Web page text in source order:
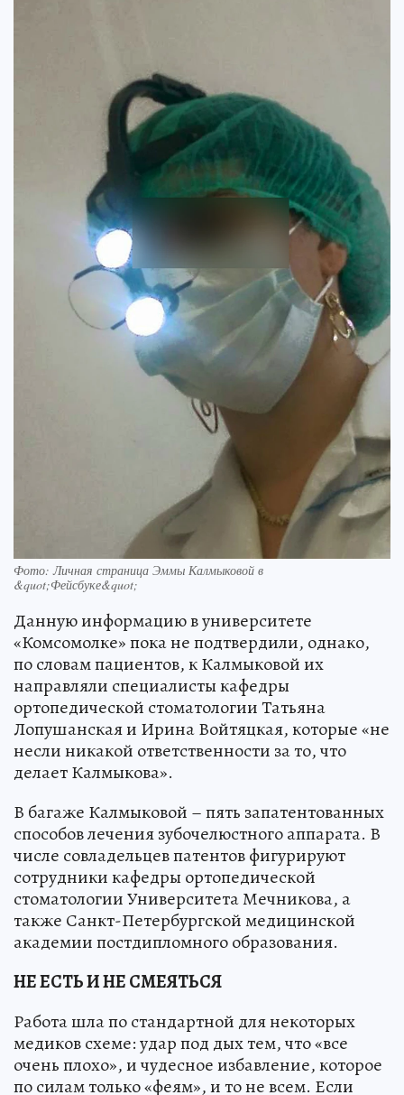
Фото: Личная страница Эммы Калмыковой в
&quot;Фейсбуке&quot;
Данную информацию в университете
«Комсомолке» пока не подтвердили, однако,
по словам пациентов, к Калмыковой их
направляли специалисты кафедры
ортопедической стоматологии Татьяна
Лопушанская и Ирина Войтяцкая, которые «не
несли никакой ответственности за то, что
делает Калмыкова».
В багаже Калмыковой – пять запатентованных
способов лечения зубочелюстного аппарата. В
числе совладельцев патентов фигурируют
сотрудники кафедры ортопедической
стоматологии Университета Мечникова, а
также Санкт-Петербургской медицинской
академии постдипломного образования.
НЕ ЕСТЬ И НЕ СМЕЯТЬСЯ
Работа шла по стандартной для некоторых
медиков схеме: удар под дых тем, что «все
очень плохо», и чудесное избавление, которое
по силам только «феям», и то не всем. Если